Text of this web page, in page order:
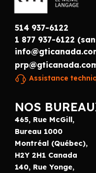
514 937-6122
1 877 937-6122
Assistance
NOS
465, Rue McGill,
Bureau 1000
Montréal (Québec),
H2Y 2H1 Canada
140, Rue Yonge,